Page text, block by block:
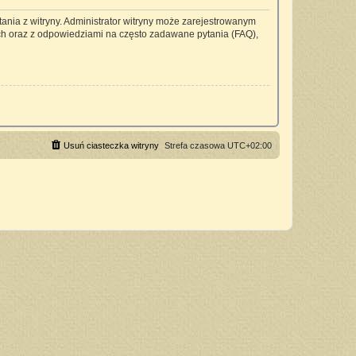
z witryny. Administrator witryny może zarejestrowanym
z odpowiedziami na często zadawane pytania (FAQ),
Strefa czasowa UTC+02:00
Usuń ciasteczka witryny